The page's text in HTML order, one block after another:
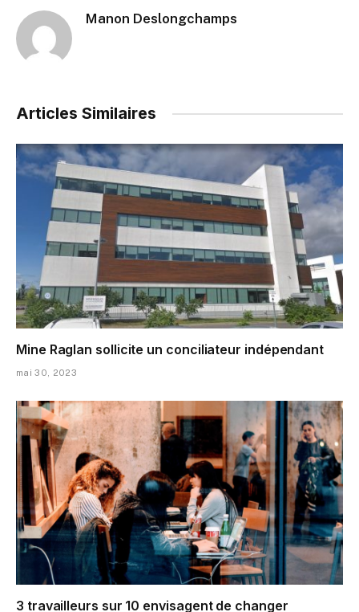
Manon Deslongchamps
Articles Similaires
Mine Raglan sollicite un conciliateur indépendant
mai 30, 2023
3 travailleurs sur 10 envisagent de changer